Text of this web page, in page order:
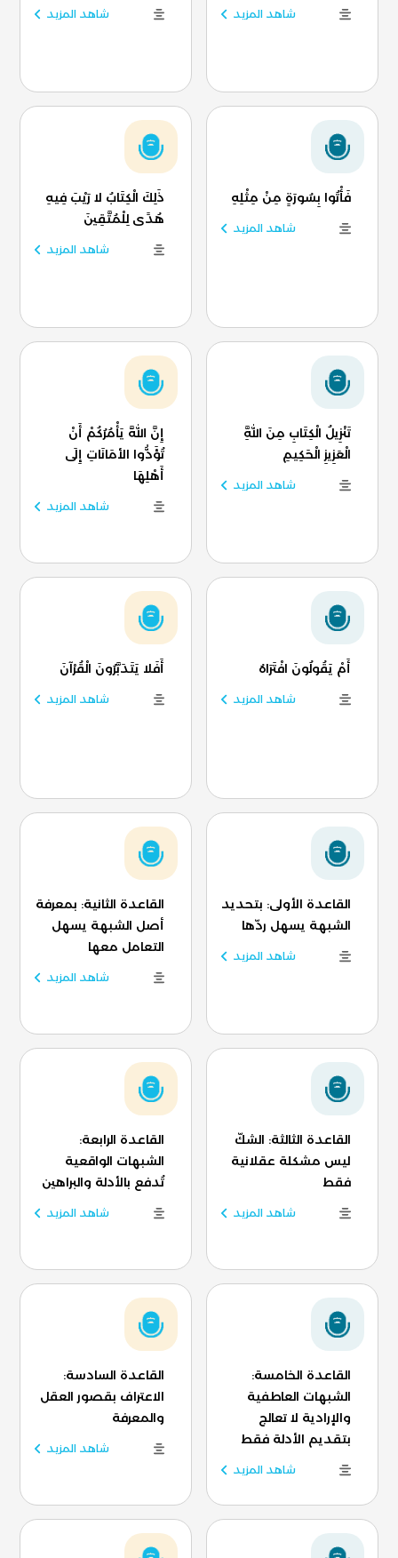
شاهد المزيد شاهد المزيد
فَأْتُوا بِسُورَةٍ مِنْ مِثْلِهِ
شاهد المزيد
ذَلِكَ الْكِتَابُ لا رَيْبَ فِيهِ
هُدًى لِلْمُتَّقِينَ
شاهد المزيد
تَنْزِيلُ الْكِتَابِ مِنَ اللَّهِ
الْعَزِيزِ الْحَكِيمِ
شاهد المزيد
إِنَّ اللَّهَ يَأْمُرُكُمْ أَنْ
تُؤَدُّوا الأمَانَاتِ إِلَى
أَهْلِهَا
شاهد المزيد
أَمْ يَقُولُونَ افْتَرَاهُ
شاهد المزيد
أَفَلا يَتَدَبَّرُونَ الْقُرْآنَ
شاهد المزيد
القاعدة الأولى: بتحديد
الشبهة يسهل ردّها
شاهد المزيد
القاعدة الثانية: بمعرفة
أصل الشبهة يسهل
التعامل معها
شاهد المزيد
القاعدة الثالثة: الشكّ
ليس مشكلة عقلانية
فقط
شاهد المزيد
القاعدة الرابعة:
الشبهات الواقعية
تُدفع بالأدلة والبراهين
شاهد المزيد
القاعدة الخامسة:
الشبهات العاطفية
والإرادية لا تعالج
بتقديم الأدلة فقط
شاهد المزيد
القاعدة السادسة:
الاعتراف بقصور العقل
والمعرفة
شاهد المزيد